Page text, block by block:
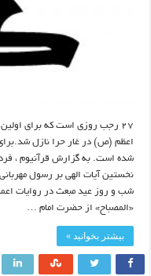
۲۷ رجب روزی است که برای اولین
اعظم (ص) در غار حرا نازل
نخستین آیات الهی بر رسول
شب و روز عید مبعث در روایات
«المصباح» از حضرت امام …
بیشتر بخوانید »